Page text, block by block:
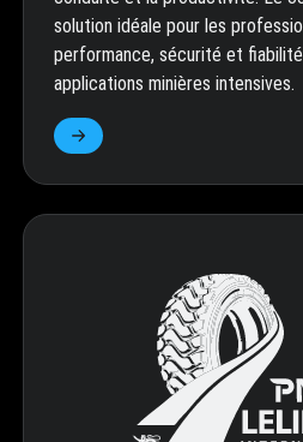
solution idéale pour les
performance, sécurité et
applications minières intensives.